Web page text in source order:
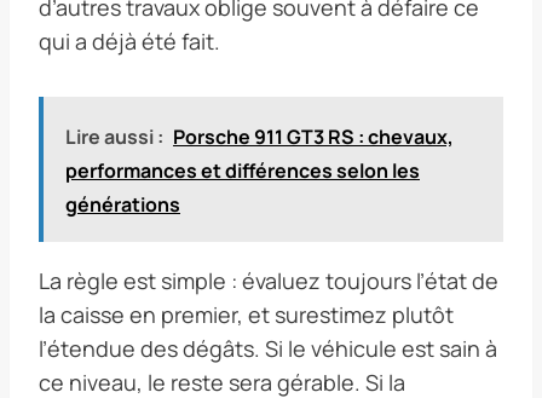
d’autres travaux oblige souvent à défaire ce
qui a déjà été fait.
Lire aussi : Porsche 911 GT3 RS : chevaux,
performances et différences selon les
générations
La règle est simple : évaluez toujours l’état de
la caisse en premier, et surestimez plutôt
l’étendue des dégâts. Si le véhicule est sain à
ce niveau, le reste sera gérable. Si la